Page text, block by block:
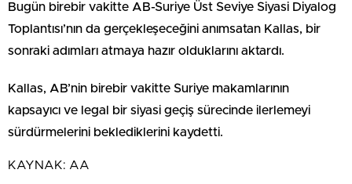
Bugün birebir vakitte AB-Suriye Üst Seviye Siyasi Diyalog
Toplantısı’nın da gerçekleşeceğini anımsatan Kallas, bir
sonraki adımları atmaya hazır olduklarını aktardı.
Kallas, AB’nin birebir vakitte Suriye makamlarının
kapsayıcı ve legal bir siyasi geçiş sürecinde ilerlemeyi
sürdürmelerini beklediklerini kaydetti.
KAYNAK: AA